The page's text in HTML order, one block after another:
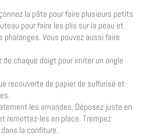
la pâte pour faire plusieurs petits
pour faire les plis sur la peau et
Vous pouvez aussi faire
chaque doigt pour imiter un ongle
recouverte de papier de sulfurisé et
les amandes. Déposez juste en
remettez-les en place. Trempez
la confiture.